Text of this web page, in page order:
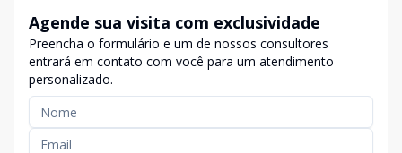
Agende sua visita com exclusividade
Preencha o formulário e um de nossos consultores
entrará em contato com você para um atendimento
personalizado.